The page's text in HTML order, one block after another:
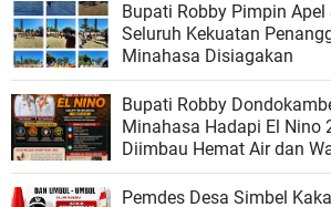
Bupati Robby Pimpin Apel
Seluruh Kekuatan
Minahasa Disiagakan
Bupati Robby
Minahasa Hadapi El Nino
Diimbau Hemat Air dan
Panjang
Pemdes Desa Simbel Kakas